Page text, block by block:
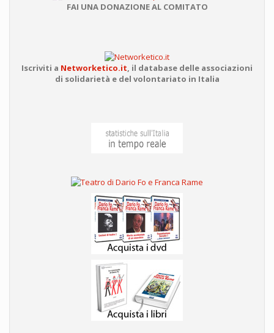
FAI UNA DONAZIONE AL COMITATO
Iscriviti a Networketico.it, il database delle associazioni
di solidarietà e del volontariato in Italia